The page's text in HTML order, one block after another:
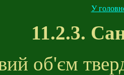
У
11.2.3.
об'єм